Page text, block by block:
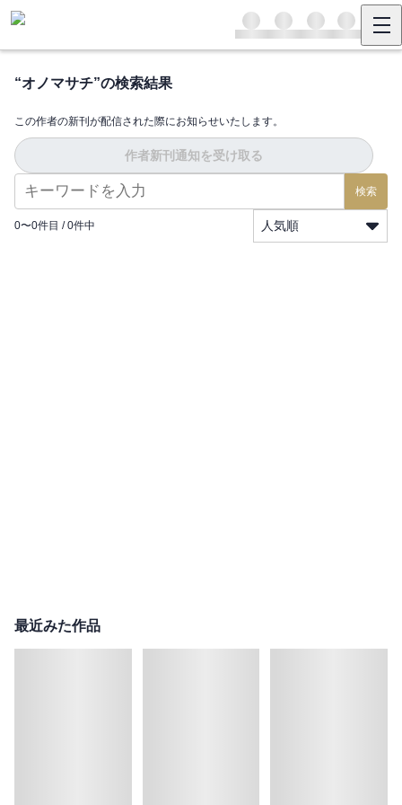
“オノマサチ”の検索結果
この作者の新刊が配信された際にお知らせいたします。
作者新刊通知を受け取る
検索
0〜0件目 / 0件中 人気順
最近みた作品